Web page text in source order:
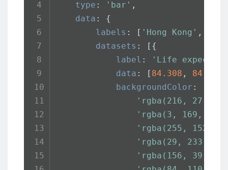
type : 'bar' ,
data : {
labels : [ 'Hong Kong' ,
datasets : [{
label :
'Life
data : [ 84.308 , 84.188
backgroundColor : [
'rgba(216, 27,
'rgba(3, 169,
'rgba(255, 152,
'rgba(29, 233,
'rgba(156, 39,